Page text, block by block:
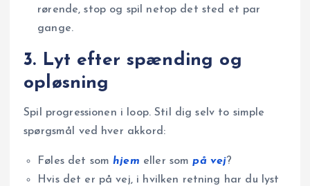
rørende, stop og spil netop det sted et par
gange.
3. Lyt efter spænding og
opløsning
Spil progressionen i loop. Stil dig selv to simple
spørgsmål ved hver akkord:
Føles det somhjem eller sompå vej?
Hvis det er på vej, i hvilken retning har du lyst